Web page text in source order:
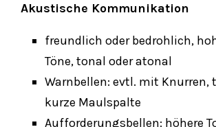
Akustische Kommunikation
freundlich oder bedrohlich,
Töne, tonal oder atonal
Warnbellen: evtl. mit Knurren,
kurze Maulspalte
Aufforderungsbellen: höhere